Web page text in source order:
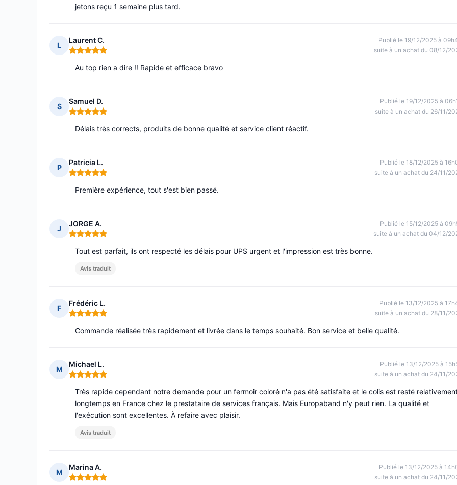
jetons reçu 1 semaine plus tard.
L
Laurent C.
Note : 5 sur 5
Publié le 19/12/2025 à
suite à un achat du 08/12/
Au top rien a dire !! Rapide et efficace bravo
S
Samuel D.
Note : 5 sur 5
Publié le 19/12/2025 à
suite à un achat du 26/11/
Délais très corrects, produits de bonne qualité et service client réactif.
P
Patricia L.
Note : 5 sur 5
Publié le 18/12/2025 à
suite à un achat du 24/11/
Première expérience, tout s'est bien passé.
J
JORGE A.
Note : 5 sur 5
Publié le 15/12/2025 à
suite à un achat du 04/12/
Tout est parfait, ils ont respecté les délais pour UPS urgent et l'impression est très bonne.
Avis traduit
F
Frédéric L.
Note : 5 sur 5
Publié le 13/12/2025 à
suite à un achat du 28/11/
Commande réalisée très rapidement et livrée dans le temps souhaité. Bon service et belle qualité.
M
Michael L.
Note : 5 sur 5
Publié le 13/12/2025 à
suite à un achat du 24/11/
Très rapide cependant notre demande pour un fermoir coloré n'a pas été satisfaite et le colis est resté
longtemps en France chez le prestataire de services français. Mais Europaband n'y peut rien. La qualité et
l'exécution sont excellentes. À refaire avec plaisir.
Avis traduit
M
Marina A.
Note : 5 sur 5
Publié le 13/12/2025 à
suite à un achat du 24/11/